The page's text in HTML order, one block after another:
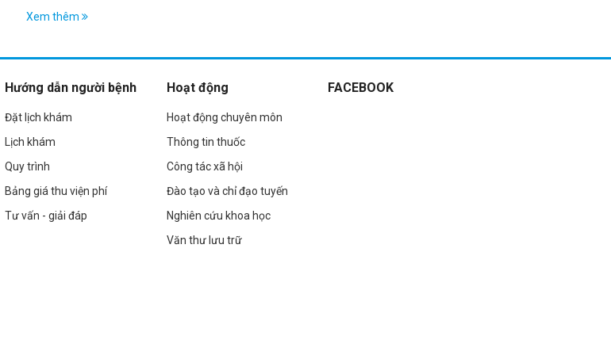
LAO ĐỘNG
Xem thêm
Hướng dẫn người bệnh
Đặt lịch khám
Lịch khám
Quy trình
Bảng giá thu viện phí
Tư vấn - giải đáp
Hoạt động
Hoạt động chuyên môn
Thông tin thuốc
Công tác xã hội
Đào tạo và chỉ đạo tuyến
Nghiên cứu khoa học
Văn thư lưu trữ
FACEBOOK